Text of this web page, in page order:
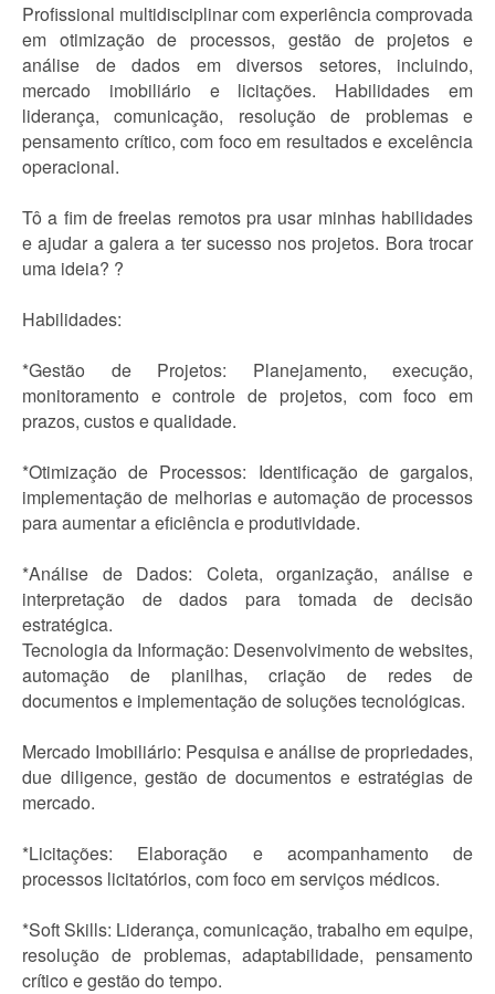
Profissional multidisciplinar com experiência comprovada
em otimização de processos, gestão de projetos e
análise de dados em diversos setores, incluindo,
mercado imobiliário e licitações. Habilidades em
liderança, comunicação, resolução de problemas e
pensamento crítico, com foco em resultados e excelência
operacional.
Tô a fim de freelas remotos pra usar minhas habilidades
e ajudar a galera a ter sucesso nos projetos. Bora trocar
uma ideia? ?
Habilidades:
*Gestão de Projetos: Planejamento, execução,
monitoramento e controle de projetos, com foco em
prazos, custos e qualidade.
*Otimização de Processos: Identificação de gargalos,
implementação de melhorias e automação de processos
para aumentar a eficiência e produtividade.
*Análise de Dados: Coleta, organização, análise e
interpretação de dados para tomada de decisão
estratégica.
Tecnologia da Informação: Desenvolvimento de websites,
automação de planilhas, criação de redes de
documentos e implementação de soluções tecnológicas.
Mercado Imobiliário: Pesquisa e análise de propriedades,
due diligence, gestão de documentos e estratégias de
mercado.
*Licitações: Elaboração e acompanhamento de
processos licitatórios, com foco em serviços médicos.
*Soft Skills: Liderança, comunicação, trabalho em equipe,
resolução de problemas, adaptabilidade, pensamento
crítico e gestão do tempo.